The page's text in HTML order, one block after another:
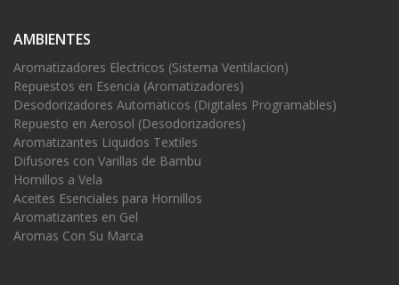
AMBIENTES
Aromatizadores Electricos (Sistema Ventilacion)
Repuestos en Esencia (Aromatizadores)
Desodorizadores Automaticos (Digitales Programables)
Repuesto en Aerosol (Desodorizadores)
Aromatizantes Liquidos Textiles
Difusores con Varillas de Bambu
Hornillos a Vela
Aceites Esenciales para Hornillos
Aromatizantes en Gel
Aromas Con Su Marca